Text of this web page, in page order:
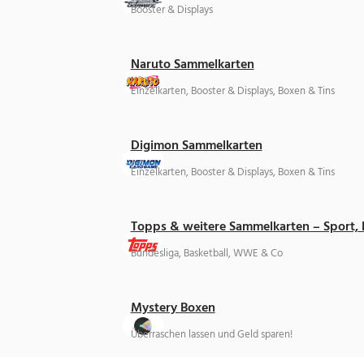
Booster & Displays
Naruto Sammelkarten
Einzelkarten, Booster & Displays, Boxen & Tins
Digimon Sammelkarten
Einzelkarten, Booster & Displays, Boxen & Tins
Topps & weitere Sammelkarten –
Bundesliga, Basketball, WWE & Co
Mystery Boxen
Überraschen lassen und Geld sparen!